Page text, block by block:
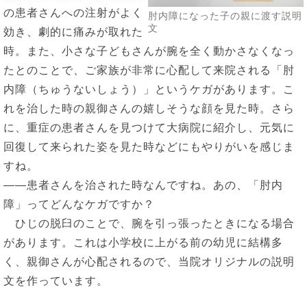
肘内障になった子の親に渡す説明
文
の患者さんへの注射がよく
効き、劇的に痛みが取れた
時。また、小さな子どもさんが腕を全く動かさなくなっ
たとのことで、ご家族が非常に心配して来院される「肘
内障（ちゅうないしょう）」というケガがあります。こ
れを治した時の親御さんの嬉しそうな顔を見た時。さら
に、重症の患者さんを見つけて大病院に紹介し、元気に
回復して来られた姿を見た時などにもやりがいを感じま
すね。
――患者さんを治された時なんですね。あの、「肘内
障」ってどんなケガですか？
ひじの脱臼のことで、腕を引っ張ったときになる場合
があります。これは小学校に上がる前の幼児に結構多
く、親御さんが心配されるので、当院オリジナルの説明
文を作っています。